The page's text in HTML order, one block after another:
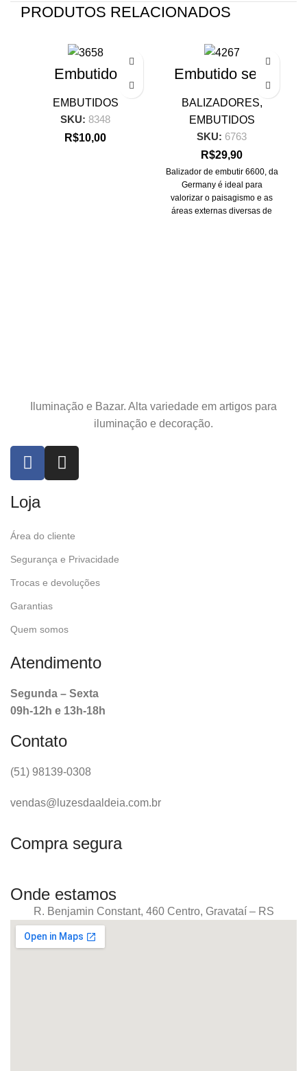
PRODUTOS RELACIONADOS
Embutido
redondo MR 16
articulado branco
– Pr
EMBUTIDOS
SKU: 8348
R$10,00
Embutido sem
grade BR = Pr
BALIZADORES,
EMBUTIDOS
SKU: 6763
R$29,90
Balizador de embutir 6600, da
Germany é ideal para
valorizar o paisagismo e as
áreas externas diversas de
Iluminação e Bazar. Alta variedade em artigos para
iluminação e decoração.
Loja
Área do cliente
Segurança e Privacidade
Trocas e devoluções
Garantias
Quem somos
Atendimento
Segunda – Sexta
09h-12h e 13h-18h
Contato
(51) 98139-0308
vendas@luzesdaaldeia.com.br
Compra segura
Onde estamos
R. Benjamin Constant, 460 Centro, Gravataí – RS